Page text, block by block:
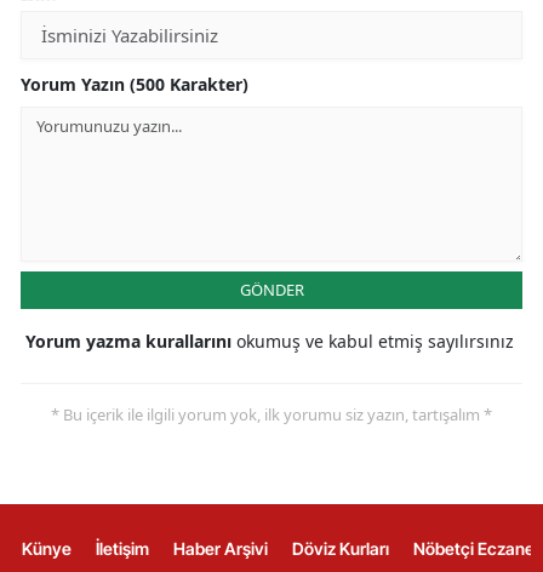
Yorum Yazın (500 Karakter)
GÖNDER
Yorum yazma kurallarını okumuş ve kabul etmiş sayılırsınız
* Bu içerik ile ilgili yorum yok, ilk yorumu siz yazın, tartışalım *
Künye İletişim Haber Arşivi Döviz Kurları Nöbetçi